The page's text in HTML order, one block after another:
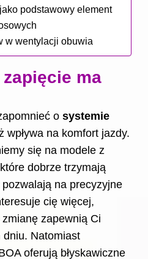
podstawowy element
w wentylacji obuwia
ma
o systemie
wpływa na komfort jazdy.
się na modele z
dobrze trzymają
na precyzyjne
cię więcej,
zapewnią Ci
dniu. Natomiast
oferują błyskawiczne